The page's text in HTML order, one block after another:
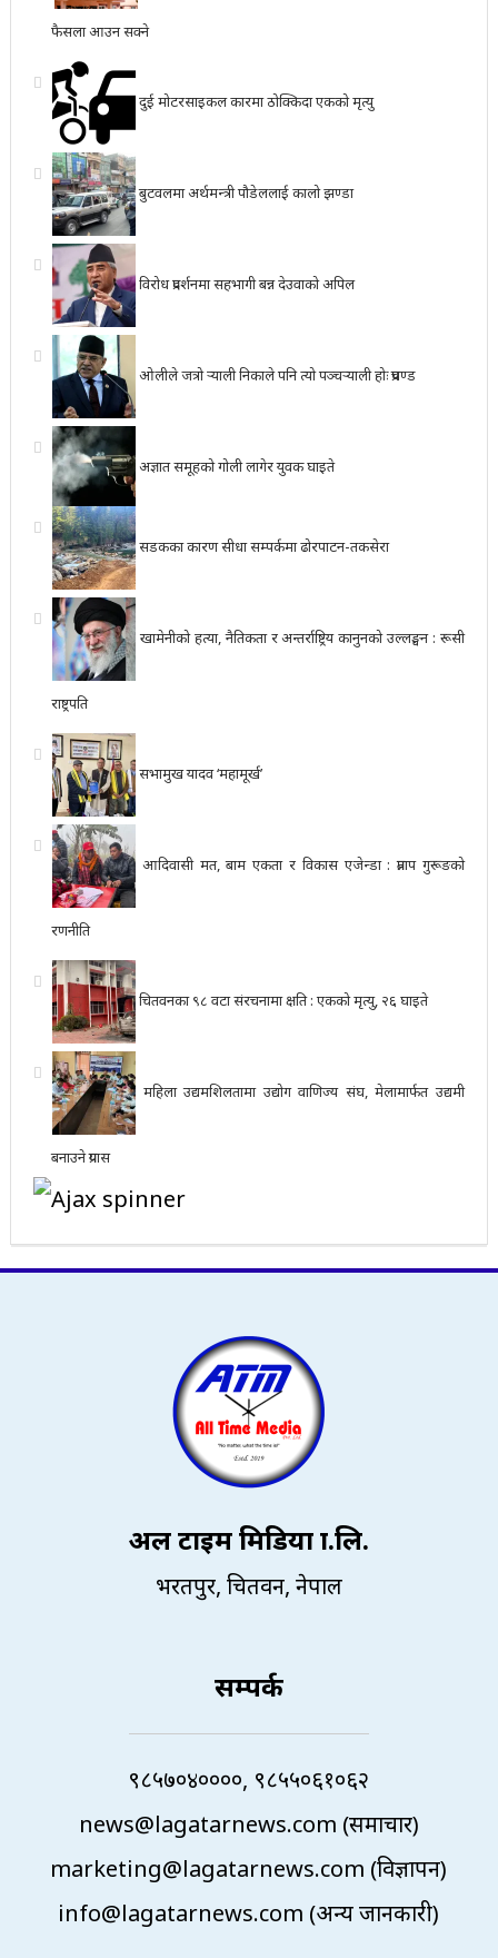
फैसला आउन सक्ने
दुई मोटरसाइकल कारमा ठोक्किदा एकको मृत्यु
बुटवलमा अर्थमन्त्री पौडेललाई कालो झण्डा
विरोध प्रदर्शनमा सहभागी बन्न देउवाको अपिल
ओलीले जत्रो र्‍याली निकाले पनि त्यो पञ्चर्‍याली होः प्रचण्ड
अज्ञात समूहको गोली लागेर युवक घाइते
सडकका कारण सीधा सम्पर्कमा ढोरपाटन-तकसेरा
खामेनीको हत्या, नैतिकता र अन्तर्राष्ट्रिय कानुनको उल्लङ्घन : रूसी
राष्ट्रपति
सभामुख यादव ‘महामूर्ख’
आदिवासी मत, बाम एकता र विकास एजेन्डा : प्रताप गुरूङको
रणनीति
चितवनका ९८ वटा संरचनामा क्षति : एकको मृत्यु, २६ घाइते
महिला उद्यमशिलतामा उद्योग वाणिज्य संघ, मेलामार्फत उद्यमी
बनाउने प्रयास
अल टाइम मिडिया प्रा.लि.
भरतपुर, चितवन, नेपाल
सम्पर्क
९८५७०४००००, ९८५५०६१०६२
news@lagatarnews.com (समाचार)
marketing@lagatarnews.com (विज्ञापन)
info@lagatarnews.com (अन्य जानकारी)